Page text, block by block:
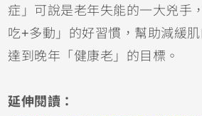
症」可說是老年失能的一大兇手
吃+多動」的好習慣，幫助減緩
達到晚年「健康老」的目標。
延伸閱讀：